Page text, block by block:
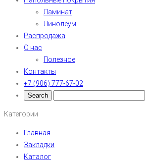
Ламинат
Линолеум
Распродажа
О нас
Полезное
Контакты
+7 (906) 777-67-02
Категории
Главная
Закладки
Каталог